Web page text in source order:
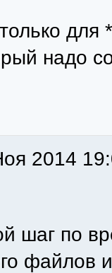
надо
2014
шаг по
файлов